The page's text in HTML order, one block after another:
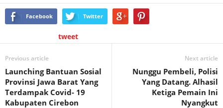
Facebook Twitter
tweet
Previous article
Launching Bantuan Sosial
Provinsi Jawa Barat Yang
Terdampak Covid- 19
Kabupaten Cirebon
Next article
Nunggu Pembeli, Polisi
Yang Datang. Alhasil
Ketiga Pemain Ini
Nyangkut